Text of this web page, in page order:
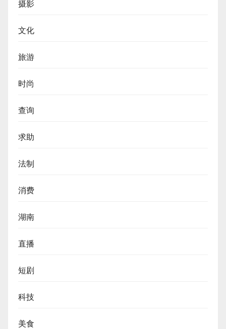
摄影
文化
旅游
时尚
查询
求助
法制
消费
湖南
直播
短剧
科技
美食